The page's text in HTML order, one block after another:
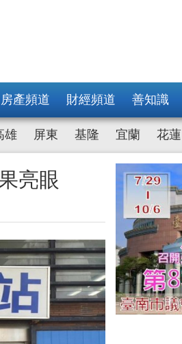
房產頻道 財經頻道 善知識
雄 屏東 基隆 宜蘭 花蓮
亮眼